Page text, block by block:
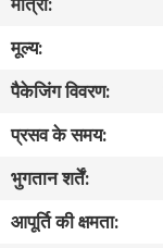
गुणवत्ता
नियंत्रण
संपर्क
करें
मात्रा:
मूल्य:
पैकेजिंग विवरण:
प्रसव के समय:
भुगतान शर्तें:
आपूर्ति की क्षमता: